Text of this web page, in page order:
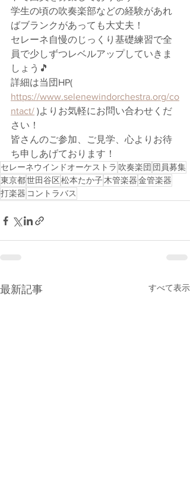
学生の頃の吹奏楽部などの経験があれ
ばブランクがあっても大丈夫！
セレーネ自慢のじっくり基礎練習で全
員で少しずつレベルアップしていきま
しょう🎵
詳細は当団HP(
https://www.selenewindorchestra.org/co
ntact/ )よりお気軽にお問い合わせくだ
さい！
皆さんのご参加、ご見学、心よりお待
ち申しあげております！
セレーネウインドオーケストラ 吹奏楽団 団員募集
東京都世田谷区松本たか子木管楽器金管楽器
打楽器 コントラバス
最新記事 すべて表示